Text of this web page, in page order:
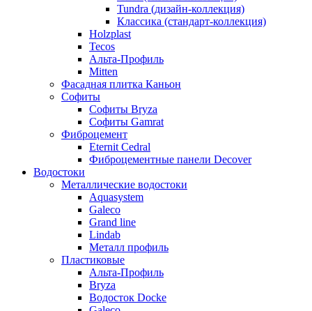
Tundra (дизайн-коллекция)
Классика (стандарт-коллекция)
Holzplast
Tecos
Альта-Профиль
Mitten
Фасадная плитка Каньон
Софиты
Софиты Bryza
Софиты Gamrat
Фиброцемент
Eternit Cedral
Фиброцементные панели Decover
Водостоки
Металлические водостоки
Aquasystem
Galeco
Grand line
Lindab
Металл профиль
Пластиковые
Альта-Профиль
Bryza
Водосток Docke